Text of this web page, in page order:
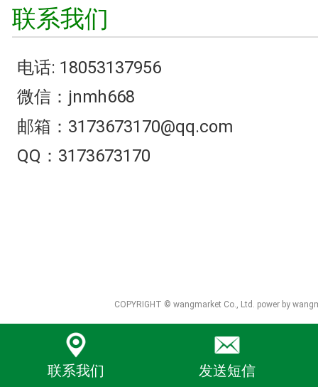
联系我们
电话: 18053137956
微信：jnmh668
邮箱：3173673170@qq.com
QQ：3173673170
COPYRIGHT © wangmarket Co., Ltd. power by
联系我们 发送短信